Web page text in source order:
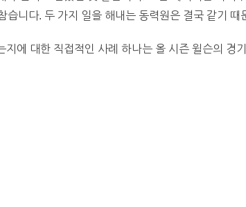
니다. 두 가지 일을 해내는 동력원은 결국 같기 때
에 대한 직접적인 사례 하나는 올 시즌 윌슨의 경